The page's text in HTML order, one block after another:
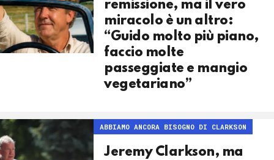
remissione, ma il vero
miracolo è un altro:
“Guido molto più piano,
faccio molte
passeggiate e mangio
vegetariano”
ABBIAMO ANCORA BISOGNO DI CLARKSON
Jeremy Clarkson, ma